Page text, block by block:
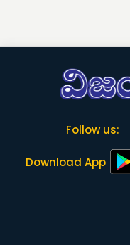
Follow us:
Download App